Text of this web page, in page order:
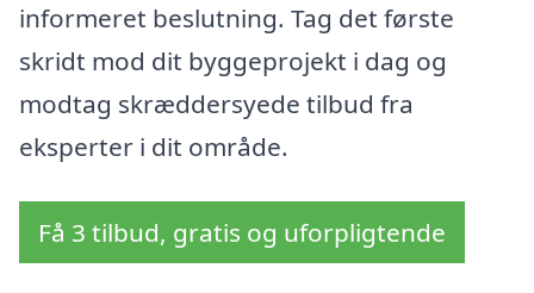
informeret beslutning. Tag det første
skridt mod dit byggeprojekt i dag og
modtag skræddersyede tilbud fra
eksperter i dit område.
Få 3 tilbud, gratis og uforpligtende